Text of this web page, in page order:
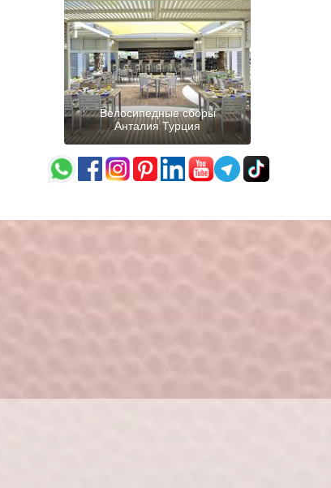
Велосипедные сборы
Анталия Турция